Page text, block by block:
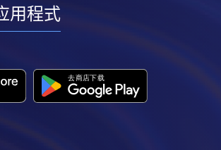
linkedininstagram
用程式